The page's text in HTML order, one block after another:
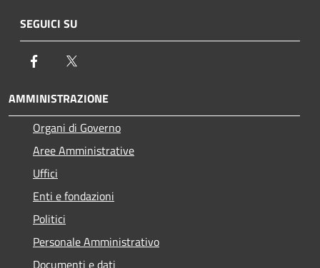
SEGUICI SU
Facebook
AMMINISTRAZIONE
Organi di Governo
Aree Amministrative
Uffici
Enti e fondazioni
Politici
Personale Amministrativo
Documenti e dati